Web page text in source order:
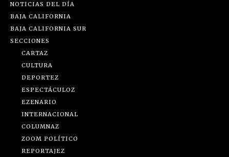
NOTICIAS DEL DÍA
BAJA CALIFORNIA
BAJA CALIFORNIA SUR
SECCIONES
CARTAZ
CULTURA
DEPORTEZ
ESPECTÁCULOZ
EZENARIO
INTERNACIONAL
COLUMNAZ
ZOOM POLÍTICO
REPORTAJEZ